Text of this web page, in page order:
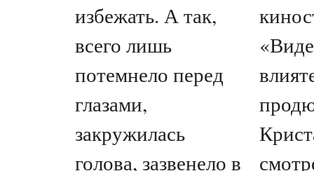
избежать. А так,
всего лишь
потемнело перед
глазами,
закружилась
голова, зазвенело в